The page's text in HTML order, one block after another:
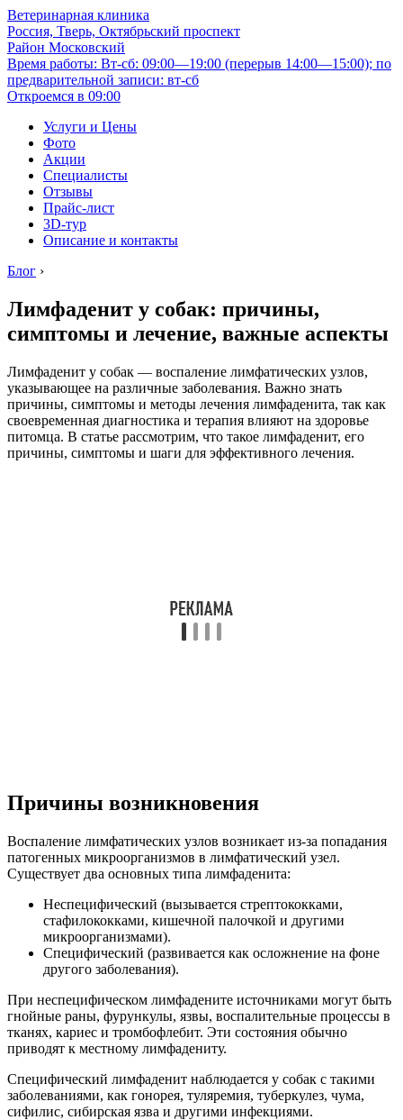
Ветеринарная клиника
Россия, Тверь, Октябрьский проспект
Район Московский
Время работы: Вт-сб: 09:00—19:00 (перерыв 14:00—15:00); по
предварительной записи: вт-сб
Откроемся в 09:00
Услуги и Цены
Фото
Акции
Специалисты
Отзывы
Прайс-лист
3D-тур
Описание и контакты
Блог ›
Лимфаденит у собак: причины,
симптомы и лечение, важные аспекты
Лимфаденит у собак — воспаление лимфатических узлов,
указывающее на различные заболевания. Важно знать
причины, симптомы и методы лечения лимфаденита, так как
своевременная диагностика и терапия влияют на здоровье
питомца. В статье рассмотрим, что такое лимфаденит, его
причины, симптомы и шаги для эффективного лечения.
Причины возникновения
Воспаление лимфатических узлов возникает из-за попадания
патогенных микроорганизмов в лимфатический узел.
Существует два основных типа лимфаденита:
Неспецифический (вызывается стрептококками,
стафилококками, кишечной палочкой и другими
микроорганизмами).
Специфический (развивается как осложнение на фоне
другого заболевания).
При неспецифическом лимфадените источниками могут быть
гнойные раны, фурункулы, язвы, воспалительные процессы в
тканях, кариес и тромбофлебит. Эти состояния обычно
приводят к местному лимфадениту.
Специфический лимфаденит наблюдается у собак с такими
заболеваниями, как гонорея, туляремия, туберкулез, чума,
сифилис, сибирская язва и другими инфекциями.